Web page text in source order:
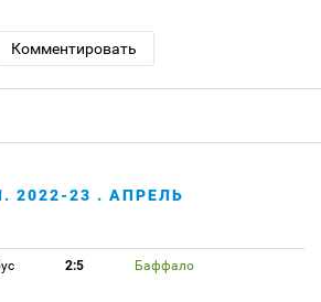
Комментировать
2022-23 . АПРЕЛЬ
2:5 Баффало